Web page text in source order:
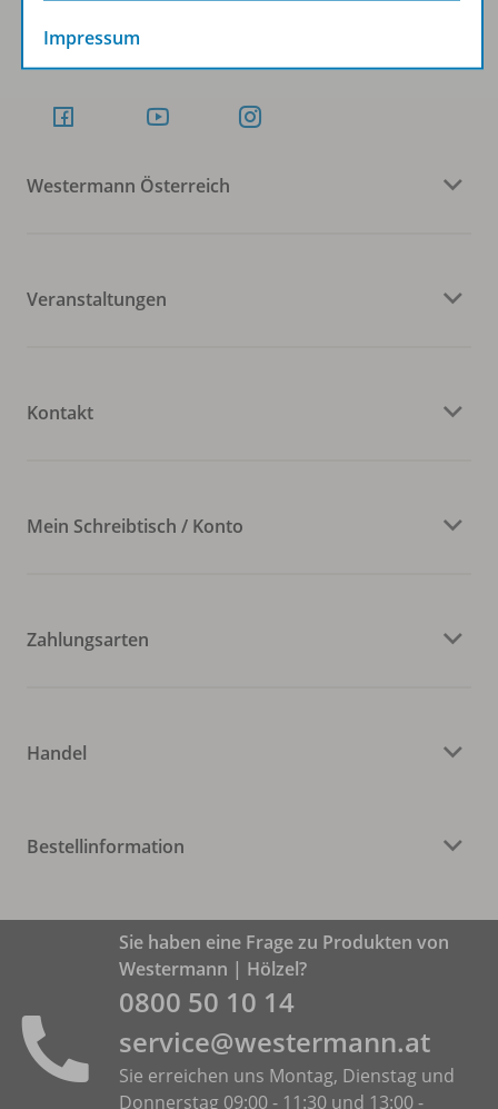
Westermann Österreich
Veranstaltungen
Kontakt
Mein Schreibtisch / Konto
Zahlungsarten
Handel
Bestellinformation
Sie haben eine Frage zu Produkten von
Westermann | Hölzel?
0800 50 10 14
service@westermann.at
Sie erreichen uns Montag, Dienstag und
Donnerstag 09:00 - 11:30 und 13:00 -
Impressum